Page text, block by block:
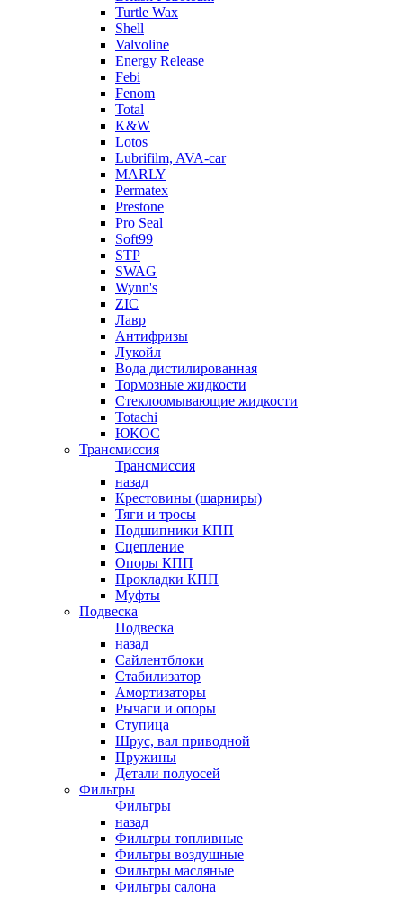
Turtle Wax
Shell
Valvoline
Energy Release
Febi
Fenom
Total
K&W
Lotos
Lubrifilm, AVA-car
MARLY
Permatex
Prestone
Pro Seal
Soft99
STP
SWAG
Wynn's
ZIC
Лавр
Антифризы
Лукойл
Вода дистилированная
Тормозные жидкости
Стеклоомывающие жидкости
Totachi
ЮКОС
Трансмиссия
Трансмиссия
назад
Крестовины (шарниры)
Тяги и тросы
Подшипники КПП
Сцепление
Опоры КПП
Прокладки КПП
Муфты
Подвеска
Подвеска
назад
Сайлентблоки
Стабилизатор
Амортизаторы
Рычаги и опоры
Ступица
Шрус, вал приводной
Пружины
Детали полуосей
Фильтры
Фильтры
назад
Фильтры топливные
Фильтры воздушные
Фильтры масляные
Фильтры салона